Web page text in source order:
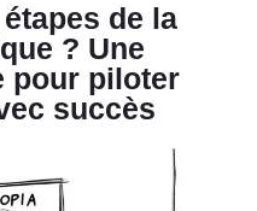
de la
? Une
pour piloter
succès